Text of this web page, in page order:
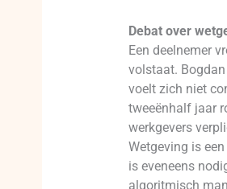
Debat over
Een deelnemer
volstaat.
voelt zich niet
tweeënhalf jaar
werkgevers
Wetgeving is
is eveneens
algoritmisch